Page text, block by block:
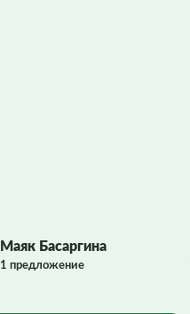
Маяк Басаргина
1 предложение